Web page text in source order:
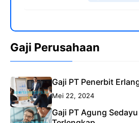
Gaji Perusahaan
Gaji PT Penerbit
Mei 22, 2024
Gaji PT Agung